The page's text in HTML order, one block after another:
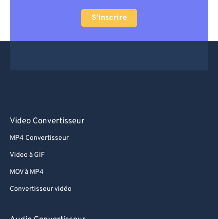
S'inscrire
Video Convertisseur
MP4 Convertisseur
Video à GIF
MOV à MP4
Convertisseur vidéo